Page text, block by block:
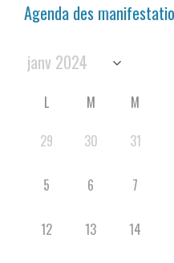
Agenda des
L M M
29
30 31
5 6 7
12 13 14